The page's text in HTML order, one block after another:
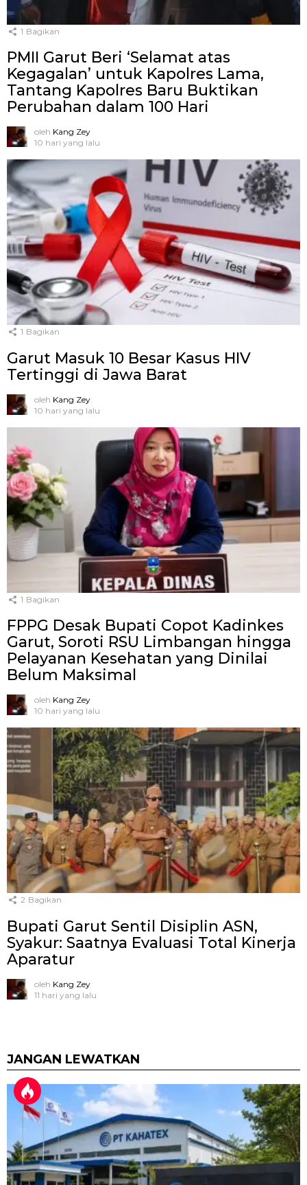
1 Bagikan
PMII Garut Beri ‘Selamat atas
Kegagalan’ untuk Kapolres Lama,
Tantang Kapolres Baru Buktikan
Perubahan dalam 100 Hari
oleh Kang Zey
10 hari yang lalu
1 Bagikan
Garut Masuk 10 Besar Kasus HIV
Tertinggi di Jawa Barat
oleh Kang Zey
10 hari yang lalu
1 Bagikan
FPPG Desak Bupati Copot Kadinkes
Garut, Soroti RSU Limbangan hingga
Pelayanan Kesehatan yang Dinilai
Belum Maksimal
oleh Kang Zey
10 hari yang lalu
2 Bagikan
Bupati Garut Sentil Disiplin ASN,
Syakur: Saatnya Evaluasi Total Kinerja
Aparatur
oleh Kang Zey
11 hari yang lalu
JANGAN LEWATKAN